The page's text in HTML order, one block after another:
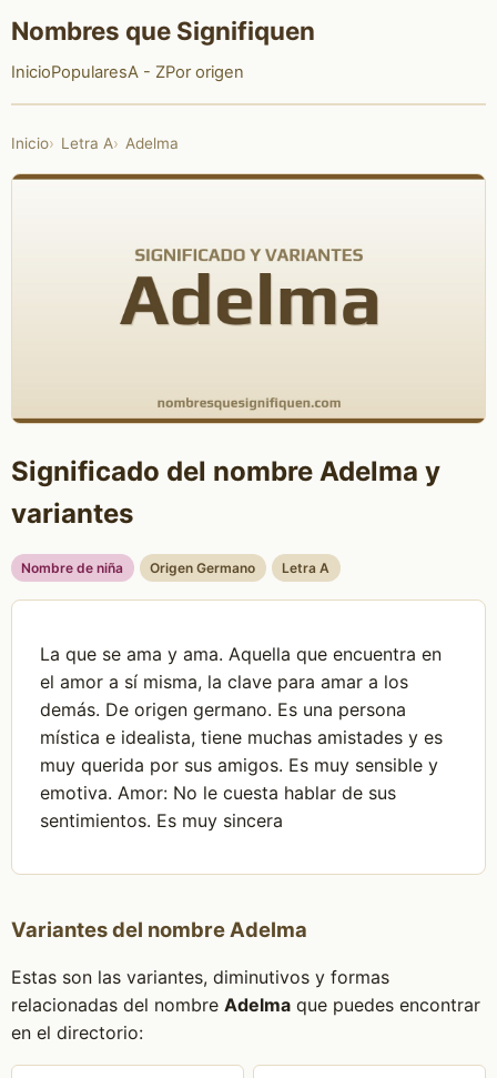
Nombres que Signifiquen
InicioPopularesA - ZPor origen
Inicio Letra A Adelma
Significado del nombre Adelma y
variantes
Nombre de niña Origen Germano Letra A
La que se ama y ama. Aquella que encuentra en
el amor a sí misma, la clave para amar a los
demás. De origen germano. Es una persona
mística e idealista, tiene muchas amistades y es
muy querida por sus amigos. Es muy sensible y
emotiva. Amor: No le cuesta hablar de sus
sentimientos. Es muy sincera
Variantes del nombre Adelma
Estas son las variantes, diminutivos y formas
relacionadas del nombre Adelmaque puedes encontrar
en el directorio: